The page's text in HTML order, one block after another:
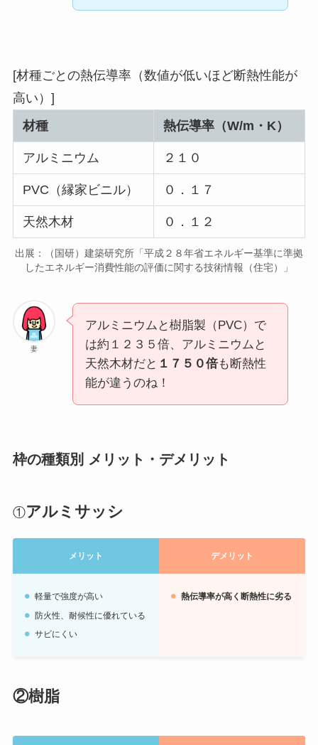
[材種ごとの熱伝導率（数値が低いほど断熱性能が
高い）]
材種
熱伝導率（W/m・K）
アルミニウム ２１０
PVC（縁家ビニル） ０．１７
天然木材 ０．１２
出展：（国研）建築研究所「平成２８年省エネルギー基準に準拠
したエネルギー消費性能の評価に関する技術情報（住宅）」
妻
アルミニウムと樹脂製（PVC）で
は約１２３５倍、アルミニウムと
天然木材だと １７５０倍も断熱性
能が違うのね！
枠の種類別 メリット・デメリット
①アルミサッシ
メリット デメリット
軽量で強度が高い
防火性、耐候性に優れている
サビにくい
熱伝導率が高く断熱性に劣る
②樹脂